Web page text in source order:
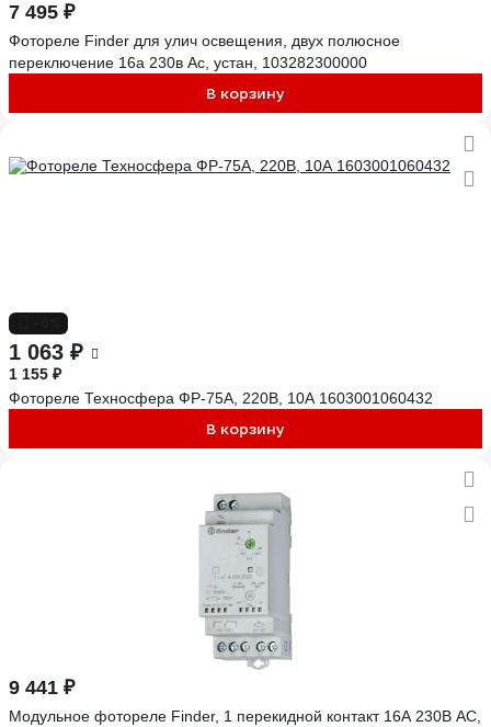
7 495 ₽
Фотореле Finder для улич освещения, двух полюсное
переключение 16а 230в Ac, устан, 103282300000
В корзину
1 063 ₽
1 155 ₽
Фотореле Техносфера ФР-75А, 220В, 10А 1603001060432
В корзину
9 441 ₽
Модульное фотореле Finder, 1 перекидной контакт 16А 230В AC,